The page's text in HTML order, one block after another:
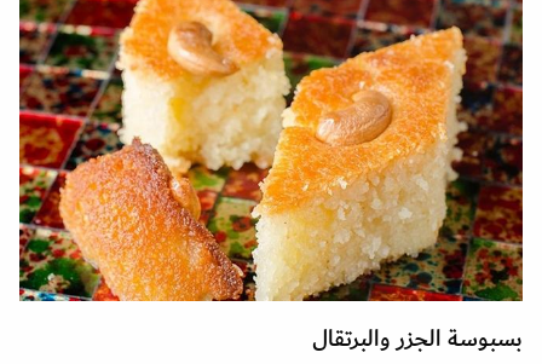
بسبوسة الجزر والبرتقال